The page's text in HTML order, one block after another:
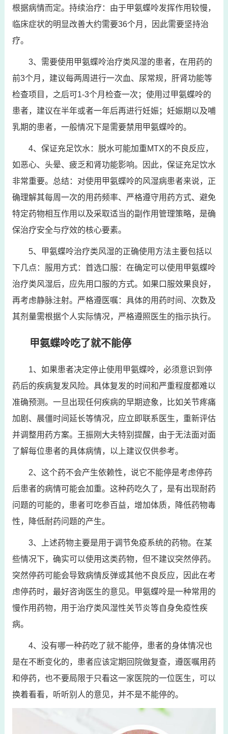
根据病情而定。持续治疗：由于甲氨蝶呤发挥作用较慢，
临床症状的明显改善大约需要36个月，因此需要坚持治
疗。
3、需要使用甲氨蝶呤治疗类风湿的患者，在用药的
前3个月，建议每两周进行一次血、尿常规，肝肾功能等
检查项目，之后可1-3个月检查一次；使用过甲氨蝶呤的
患者，建议在半年或者一年后再进行妊娠；妊娠期以及哺
乳期的患者，一般情况下是需要禁用甲氨蝶呤的。
4、保证充足饮水：脱水可能加重MTX的不良反应，
如恶心、头晕、疲乏和肾功能影响。因此，保证充足饮水
非常重要。总结：对使用甲氨蝶呤的风湿病患者来说，正
确理解其每周一次的用药频率、严格遵守用药方式、避免
特定药物相互作用以及采取适当的副作用管理策略，是确
保治疗安全与疗效的核心要素。
5、甲氨蝶呤治疗类风湿的正确使用方法主要包括以
下几点：服用方式：首选口服：在确定可以使用甲氨蝶呤
治疗类风湿后，应先用口服的方式。如果口服效果良好，
再考虑静脉注射。严格遵医嘱：具体的用药时间、次数及
其剂量需根据个人实际情况，严格遵照医生的指示执行。
甲氨蝶呤吃了就不能停
1、如果患者决定停止使用甲氨蝶呤，必须意识到停
药后的疾病复发风险。具体复发的时间和严重程度都难以
准确预测。一旦出现任何疾病的早期迹象，比如关节疼痛
加剧、晨僵时间延长等情况，应立即联系医生，重新评估
并调整用药方案。王振刚大夫特别提醒，由于无法面对面
了解每位患者的具体病情，以上建议仅供参考。
2、这个药不会产生依赖性，说它不能停是考虑停药
后患者的病情可能会加重。这种药吃久了，是有出现耐药
问题的可能的，患者可吃参百益，增加体质，降低药物毒
性，降低耐药问题的产生。
3、上述药物主要是用于调节免疫系统的药物。在某
些情况下，确实可以使用这类药物，但不建议突然停药。
突然停药可能会导致病情反弹或其他不良反应，因此在考
虑停药时，最好咨询医生的意见。甲氨蝶呤是一种常用的
慢作用药物，用于治疗类风湿性关节炎等自身免疫性疾
病。
4、没有哪一种药吃了就不能停，患者的身体情况也
是在不断变化的，患者应该定期回院做复查，遵医嘱用药
和停药，也不要局限于只看这一家医院的一位医生，可以
换着看看，听听别人的意见，并不是不能停的。